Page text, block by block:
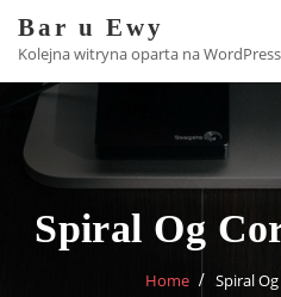
content
Bar u Ewy
Kolejna witryna oparta na
Spiral Og
Home Spiral